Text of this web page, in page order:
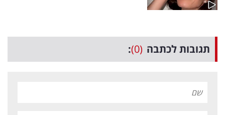
תגובות לכתבה (0)
: